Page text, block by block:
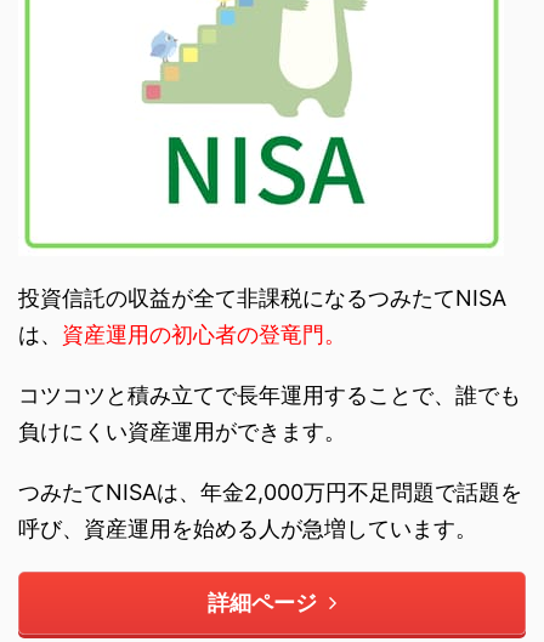
投資信託の収益が全て非課税になるつみたてNISA
は、 資産運用の初心者の登竜門。
コツコツと積み立てで長年運用することで、誰でも
負けにくい資産運用ができます。
つみたてNISAは、年金2,000万円不足問題で話題を
呼び、資産運用を始める人が急増しています。
詳細ページ